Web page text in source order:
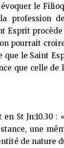
le
Esprit
pourrait
le Saint
que celle
St Jn:10.30 :
une
de nature